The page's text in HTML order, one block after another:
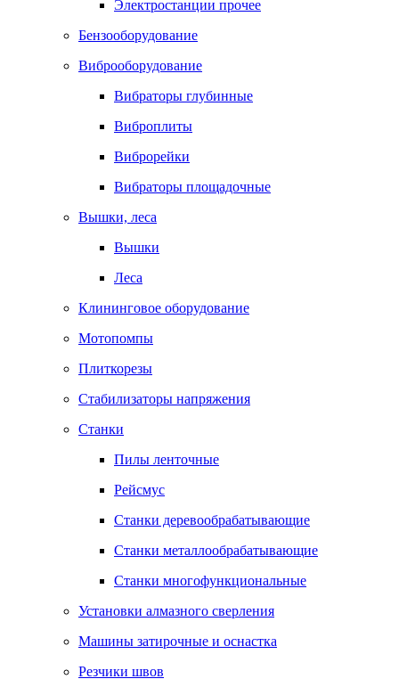
Электростанции прочее
Бензооборудование
Виброоборудование
Вибраторы глубинные
Виброплиты
Виброрейки
Вибраторы площадочные
Вышки, леса
Вышки
Леса
Клининговое оборудование
Мотопомпы
Плиткорезы
Стабилизаторы напряжения
Станки
Пилы ленточные
Рейсмус
Станки деревообрабатывающие
Станки металлообрабатывающие
Станки многофункциональные
Установки алмазного сверления
Машины затирочные и оснастка
Резчики швов